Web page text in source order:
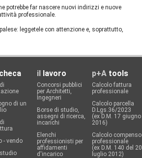
potrebbe far nascere nuovi indirizzi e nuove
professionale.
leggetele con attenzione e, soprattutto,
di un
- vendo
il lavoro
Concorsi pubblici
per Architetti,
Ingegneri
Borse di studio,
assegni di ricerca,
incarichi
Elenchi
professionisti per
affidamenti
d'incarico
p+A tools
Calcolo fattura
professionale
Calcolo parcella
D.Lgs.36/2023
(ex D.M. 17 giugno
2016)
Calcolo compenso
professionale
(ex D.M. 140 del 20
luglio 2012)